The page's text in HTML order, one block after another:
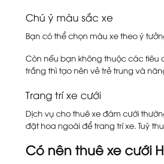
Chú ý màu sắc xe
Bạn có thể chọn màu xe theo ý
Còn nếu bạn không thuộc các tiêu
trắng thì tạo nên vẻ trẻ trung và
Trang trí xe cưới
Dịch vụ cho thuê xe đám cưới
đặt hoa ngoài để trang trí xe. Tuỳ
Có nên thuê xe cưới